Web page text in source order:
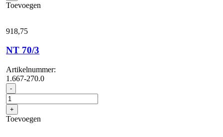
Toevoegen
918,75
NT 70/3
Artikelnummer:
1.667-270.0
- NT
70/3
aantal
+
Toevoegen